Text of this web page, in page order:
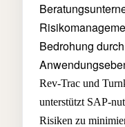
Bedrohung
Rev-Trac und
unterstützt SAP-
Risiken zu